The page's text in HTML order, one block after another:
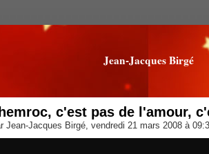
Jean-Jacques Birgé
c'est pas de l'amour,
Jean-Jacques Birgé, vendredi 21 mars 2008 à